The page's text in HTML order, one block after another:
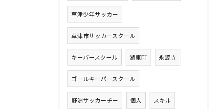
草津少年サッカー
草津市サッカースクール
キーパースクール 湖東町 永源寺
ゴールキーパースクール
野洲サッカーチー 個人 スキル